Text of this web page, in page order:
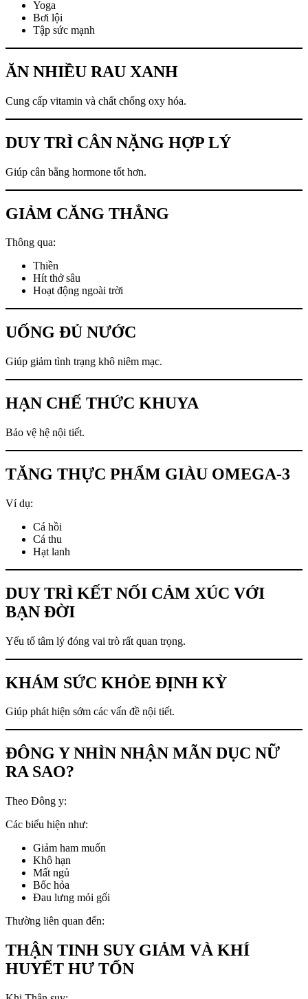
Yoga
Bơi lội
Tập sức mạnh
ĂN NHIỀU RAU XANH
Cung cấp vitamin và chất chống oxy hóa.
DUY TRÌ CÂN NẶNG HỢP LÝ
Giúp cân bằng hormone tốt hơn.
GIẢM CĂNG THẲNG
Thông qua:
Thiền
Hít thở sâu
Hoạt động ngoài trời
UỐNG ĐỦ NƯỚC
Giúp giảm tình trạng khô niêm mạc.
HẠN CHẾ THỨC KHUYA
Bảo vệ hệ nội tiết.
TĂNG THỰC PHẨM GIÀU OMEGA-3
Ví dụ:
Cá hồi
Cá thu
Hạt lanh
DUY TRÌ KẾT NỐI CẢM XÚC VỚI
BẠN ĐỜI
Yếu tố tâm lý đóng vai trò rất quan trọng.
KHÁM SỨC KHỎE ĐỊNH KỲ
Giúp phát hiện sớm các vấn đề nội tiết.
ĐÔNG Y NHÌN NHẬN MÃN DỤC NỮ
RA SAO?
Theo Đông y:
Các biểu hiện như:
Giảm ham muốn
Khô hạn
Mất ngủ
Bốc hỏa
Đau lưng mỏi gối
Thường liên quan đến:
THẬN TINH SUY GIẢM VÀ KHÍ
HUYẾT HƯ TỔN